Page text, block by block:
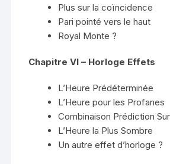
Plus sur la coïncidence
Pari pointé vers le haut
Royal Monte ?
Chapitre VI – Horloge Effets
L’Heure Prédéterminée
L’Heure pour les Profanes
Combinaison Prédiction
L’Heure la Plus Sombre
Un autre effet d’horloge ?